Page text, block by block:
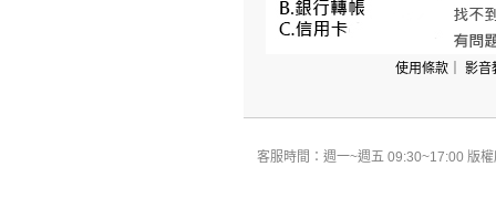
使用條款 影音
客服時間：週一~週五 09:30~17:00 版